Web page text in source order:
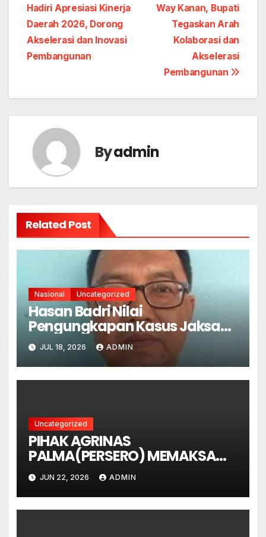
navigation
Way Kanan, Bupati
Tegaskan Arah
Kolaborasi dan
Akselerasi
Pembangunan
Hadiri Apresiasi Kinerja
Daerah 2026, Dorong
Akselerasi dan Inovasi
Pembangunan
Byadmin
Related Post
Nasional Uncategorized
Hasan Badri Nilai
Pengungkapan Kasus Jaksa
Febri Sejalan dengan
Semangat Pemberantasan
Korupsi
JUL 18, 2026 ADMIN
Uncategorized
PIHAK AGRINAS
PALMA(PERSERO) MEMAKSA
MEMANEN LAHAN YANG MASIH
DALAM GUGATAN PERDATA
JUN 22, 2026 ADMIN